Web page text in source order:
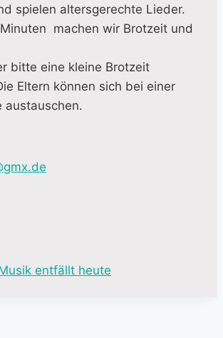
spielen altersgerechte Lieder.
machen wir Brotzeit und
bitte eine kleine Brotzeit
Eltern können sich bei einer
austauschen.
entfällt heute